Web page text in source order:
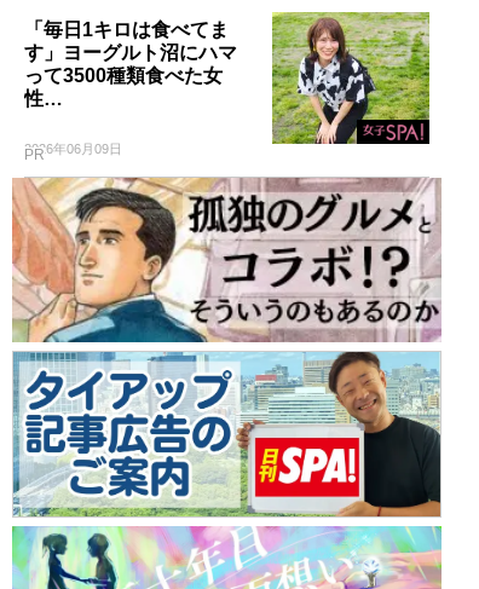
「毎日1キロは食べてま
す」ヨーグルト沼にハマ
って3500種類食べた女
性…
2026年06月09日
PR